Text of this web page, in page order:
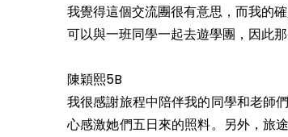
我覺得這個交流團很有意思，而我的
可以與一班同學一起去遊學團，因此
陳穎熙5B
我很感謝旅程中陪伴我的同學和老師
心感激她們五日來的照料。另外，旅